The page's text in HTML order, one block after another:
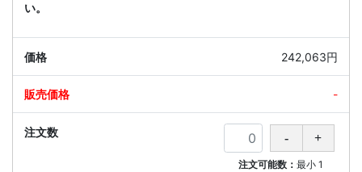
い。
242,063円
-
注文可能数：最小 1